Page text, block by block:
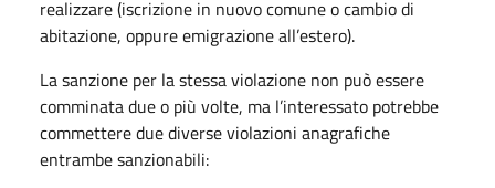
realizzare (iscrizione in nuovo comune o cambio di
abitazione, oppure emigrazione all’estero).
La sanzione per la stessa violazione non può essere
comminata due o più volte, ma l’interessato potrebbe
commettere due diverse violazioni anagrafiche
entrambe sanzionabili: